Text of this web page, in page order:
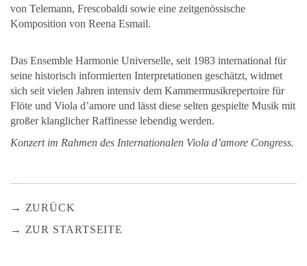
von Telemann, Frescobaldi sowie eine zeitgenössische
Komposition von Reena Esmail.
Das Ensemble Harmonie Universelle, seit 1983 international für
seine historisch informierten Interpretationen geschätzt, widmet
sich seit vielen Jahren intensiv dem Kammermusikrepertoire für
Flöte und Viola d’amore und lässt diese selten gespielte Musik mit
großer klanglicher Raffinesse lebendig werden.
Konzert im Rahmen des Internationalen Viola d’amore Congress.
ZURÜCK
ZUR STARTSEITE